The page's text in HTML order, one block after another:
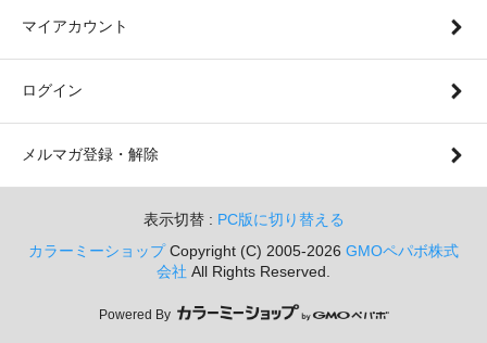
マイアカウント
ログイン
メルマガ登録・解除
表示切替 : PC版に切り替える
カラーミーショップCopyright (C) 2005-2026 GMOペパボ株式
会社 All Rights Reserved.
Powered By